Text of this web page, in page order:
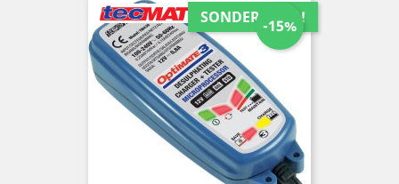
SONDERPREIS!
-15%